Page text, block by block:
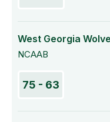
West Georgia
NCAAB
75 - 63